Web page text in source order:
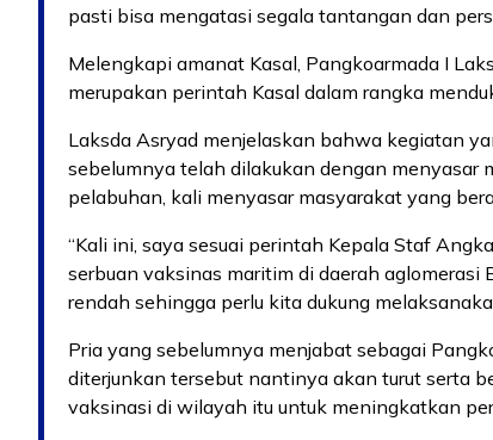
pasti bisa mengatasi segala tantangan dan
Melengkapi amanat Kasal, Pangkoarmada I
merupakan perintah Kasal dalam rangka
Laksda Asryad menjelaskan bahwa kegiatan
sebelumnya telah dilakukan dengan menyasar
pelabuhan, kali menyasar masyarakat yang
“Kali ini, saya sesuai perintah Kepala Staf
serbuan vaksinas maritim di daerah
rendah sehingga perlu kita dukung
Pria yang sebelumnya menjabat sebagai
diterjunkan tersebut nantinya akan turut serta
vaksinasi di wilayah itu untuk meningkatkan